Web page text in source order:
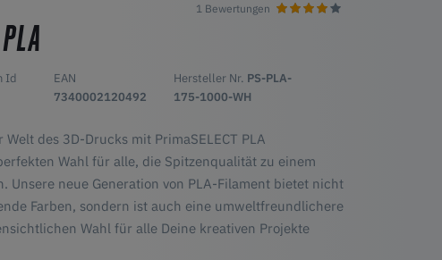
1 Bewertungen
Id
EAN
7340002120492
Hersteller Nr. PS-PLA-
175-1000-WH
des 3D-Drucks mit PrimaSELECT PLA
Wahl für alle, die Spitzenqualität zu einem
Unsere neue Generation von PLA-Filament bietet nicht
Farben, sondern ist auch eine umweltfreundlichere
Wahl für alle Deine kreativen Projekte